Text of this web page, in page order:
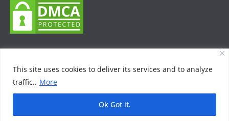
This site uses cookies to deliver its services and to analyze
traffic.. More
Ok Got it.
Copyright © 2026
Entertainment, Technology, Bollywood. All rights reserved.
by ThemeGrill. Powered by